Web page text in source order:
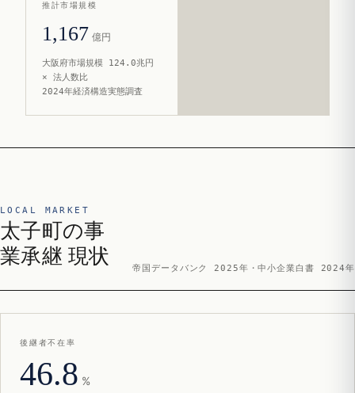
推計市場規模
1,167 億円
大阪府市場規模 124.0兆円
× 法人数比
2024年経済構造実態調査
LOCAL MARKET
太子町の事
業承継 現状
帝国データバンク 2025年・中小企業白書 2024年
後継者不在率
46.8 %